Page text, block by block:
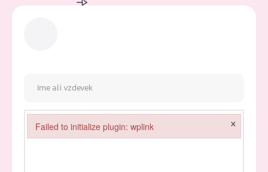
Failed to initialize plugin: wplink ×
Failed to initialize plugin: wplink